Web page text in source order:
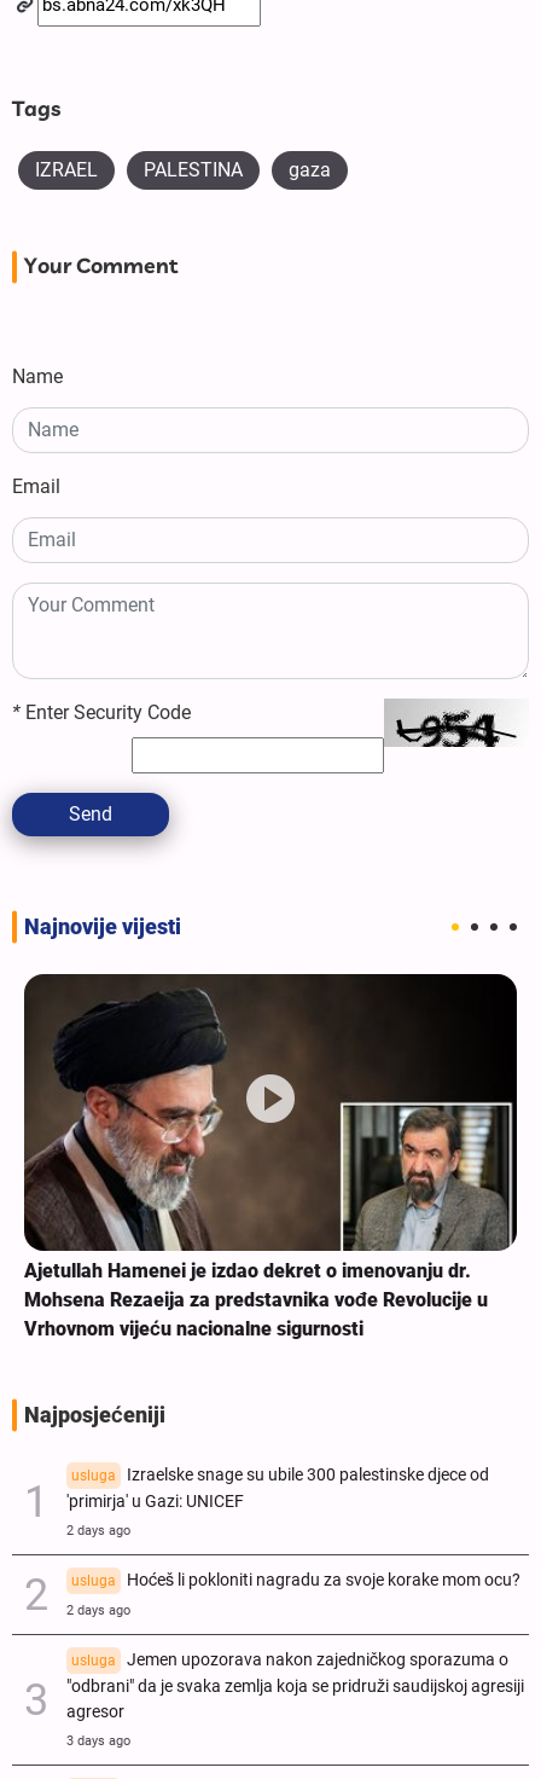
Tags
IZRAEL PALESTINA gaza
Your Comment
Name
Email
* Enter Security Code
Send
Najnovije vijesti
Ajetullah Hamenei je izdao dekret o imenovanju dr.
Mohsena Rezaeija za predstavnika vođe Revolucije u
Vrhovnom vijeću nacionalne sigurnosti
Najposjećeniji
usluga
Izraelske snage su ubile 300 palestinske djece od
'primirja' u Gazi: UNICEF
2 days ago
usluga Hoćeš li pokloniti nagradu za svoje korake mom ocu?
2 days ago
usluga
Jemen upozorava nakon zajedničkog sporazuma o
"odbrani" da je svaka zemlja koja se pridruži saudijskoj agresiji
agresor
3 days ago